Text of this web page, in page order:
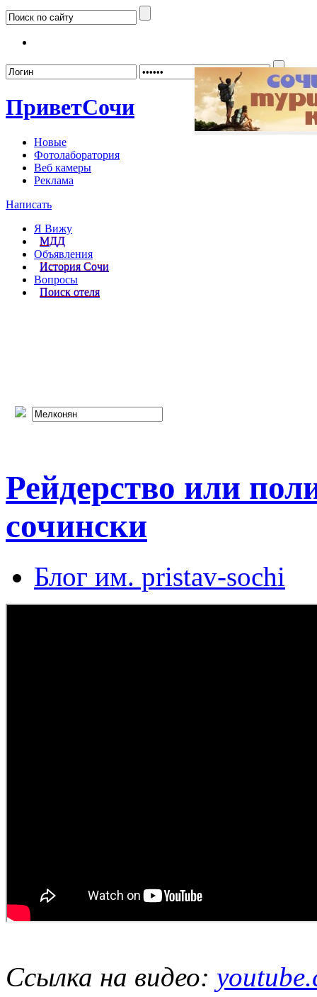
ПриветСочи
Новые
Фотолаборатория
Веб камеры
Реклама
Написать
Я Вижу
МДД
Объявления
История Сочи
Вопросы
Поиск отеля
Рейдерство или
сочински
Блог им. pristav-sochi
Ссылка на видео: